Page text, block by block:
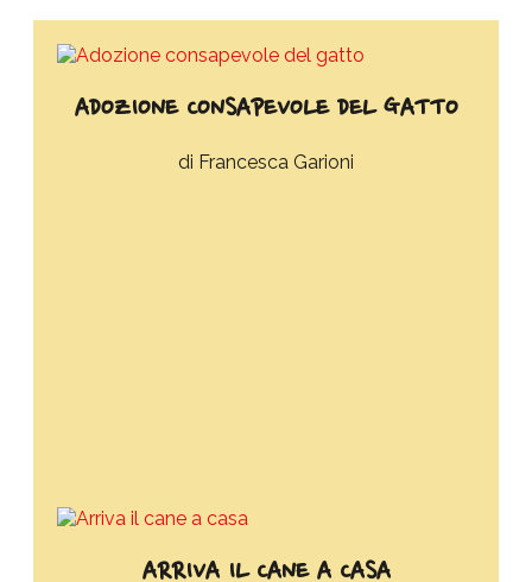
ADOZIONE CONSAPEVOLE DEL GATTO
Francesca Garioni
ARRIVA IL CANE A CASA